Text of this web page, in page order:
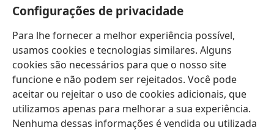
Configurações de privacidade
Para lhe fornecer a melhor experiência possível,
usamos cookies e tecnologias similares. Alguns
cookies são necessários para que o nosso site
funcione e não podem ser rejeitados. Você pode
aceitar ou rejeitar o uso de cookies adicionais, que
utilizamos apenas para melhorar a sua experiência.
Nenhuma dessas informações é vendida ou utilizada
(abre
nova
janela)
Biblioteca On-line da Torre de Vigia™
(abre
nova
janela)JW Hub
(abre
nova
janela)JW Library
Watchtower Library